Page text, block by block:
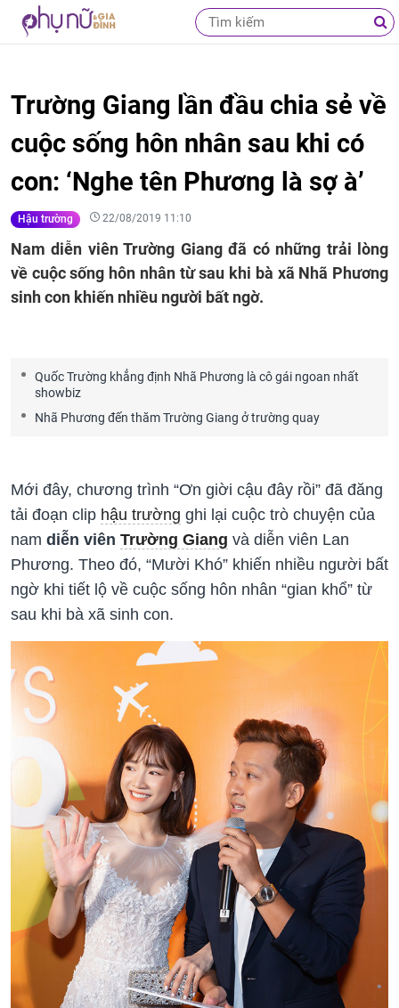
Trường Giang lần đầu chia sẻ về
cuộc sống hôn nhân sau khi có
con: ‘Nghe tên Phương là sợ à’
Hậu trường 22/08/2019 11:10
Nam diễn viên Trường Giang đã có những trải lòng
về cuộc sống hôn nhân từ sau khi bà xã Nhã Phương
sinh con khiến nhiều người bất ngờ.
Quốc Trường khẳng định Nhã Phương là cô gái ngoan nhất
showbiz
Nhã Phương đến thăm Trường Giang ở trường quay
Mới đây, chương trình “Ơn giời cậu đây rồi” đã đăng
tải đoạn clip hậu trường ghi lại cuộc trò chuyện của
nam diễn viên Trường Giang và diễn viên Lan
Phương. Theo đó, “Mười Khó” khiến nhiều người bất
ngờ khi tiết lộ về cuộc sống hôn nhân “gian khổ” từ
sau khi bà xã sinh con.